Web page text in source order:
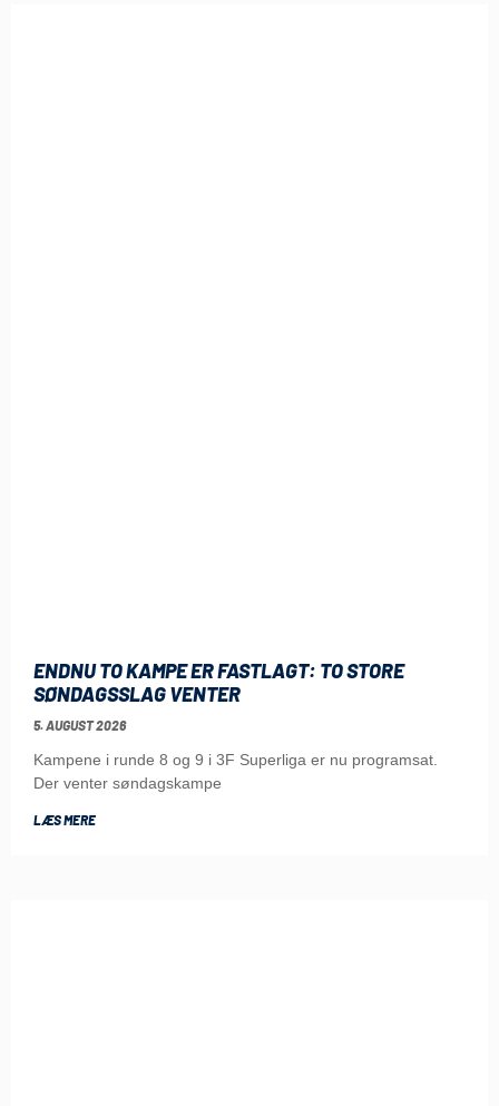
ENDNU TO KAMPE ER FASTLAGT: TO STORE
SØNDAGSSLAG VENTER
5. AUGUST 2026
Kampene i runde 8 og 9 i 3F Superliga er nu programsat.
Der venter søndagskampe
LÆS MERE